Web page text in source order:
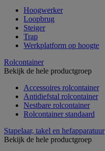
Hoogwerker
Loopbrug
Steiger
Trap
Werkplatform op hoogte
Rolcontainer
Bekijk de hele productgroep
Accessoires rolcontainer
Antidiefstal rolcontainer
Nestbare rolcontainer
Rolcontainer standaard
Stapelaar, takel en hefapparatuur
Bekijk de hele productgroep